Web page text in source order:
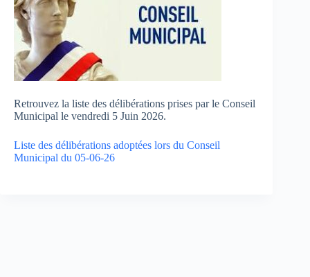
Retrouvez la liste des délibérations prises par le Conseil
Municipal le vendredi 5 Juin 2026.
Liste des délibérations adoptées lors du Conseil
Municipal du 05-06-26